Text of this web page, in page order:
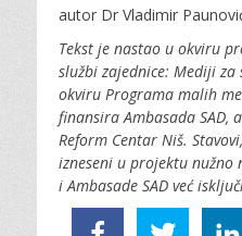
autor Dr Vladimir
Tekst je nastao u okviru
službi zajednice: Mediji za
okviru Programa malih
finansira Ambasada
Reform Centar Niš.
izneseni u projektu nužno
i Ambasade SAD već